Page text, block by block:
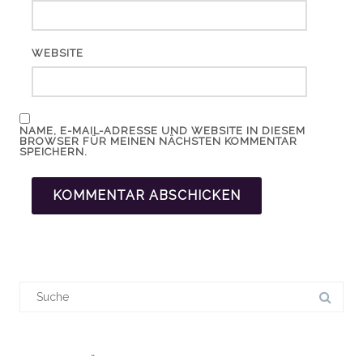
WEBSITE
NAME, E-MAIL-ADRESSE UND WEBSITE IN DIESEM
BROWSER FÜR MEINEN NÄCHSTEN KOMMENTAR
SPEICHERN.